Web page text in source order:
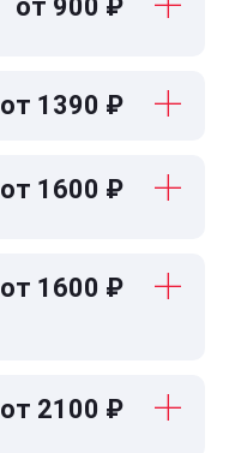
от 900 ₽
от 1390 ₽
от 1600 ₽
от 1600 ₽
от 2100 ₽